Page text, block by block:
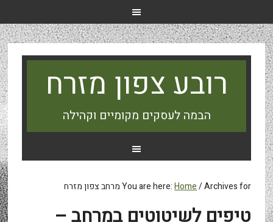
רובע צפון מזרח
הבמה לעסקים מקומיים וקהילה
You are here:Home/Archives for מרחב צפון מזרח
טיפים לשיטוטים במרחב –